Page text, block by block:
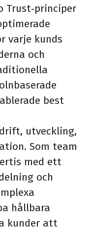
Trust‑principer
varje kunds
och
best
utveckling,
Som team
med ett
och
hållbara
kunder att